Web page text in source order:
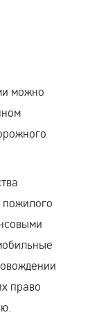
можно
пожилого
право